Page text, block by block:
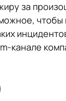
за
чтобы
канале